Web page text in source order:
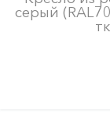
серый